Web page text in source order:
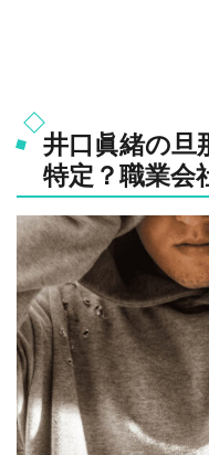
井口眞緒の旦
特定？職業会